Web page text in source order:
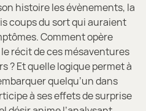
histoire les évènements, la
coups du sort qui auraient
Comment opère
récit de ces mésaventures
? Et quelle logique permet à
quelqu’un dans
à ses effets de surprise